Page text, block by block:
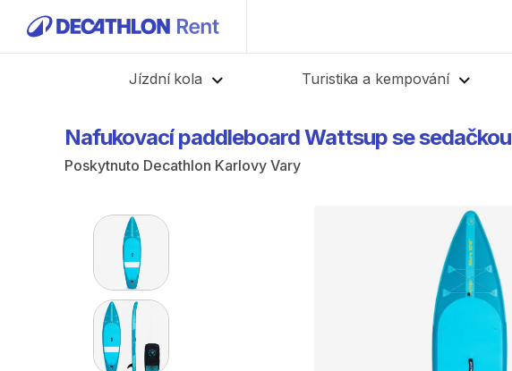
Jízdní kola Turistika a kempování
Nafukovací paddleboardWattsupsesedačkou
Poskytnuto Decathlon Karlovy Vary